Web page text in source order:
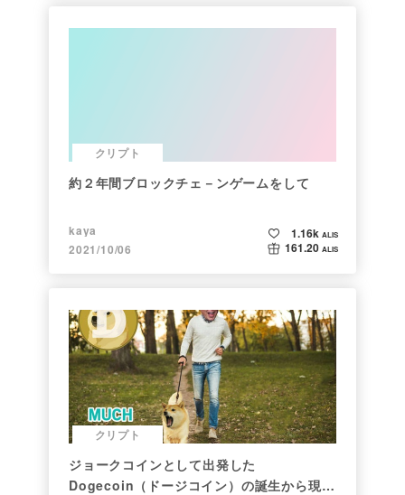
クリプト
約２年間ブロックチェ－ンゲームをして
kaya
2021/10/06
1.16k ALIS
161.20 ALIS
クリプト
ジョークコインとして出発した
Dogecoin（ドージコイン）の誕生から現在